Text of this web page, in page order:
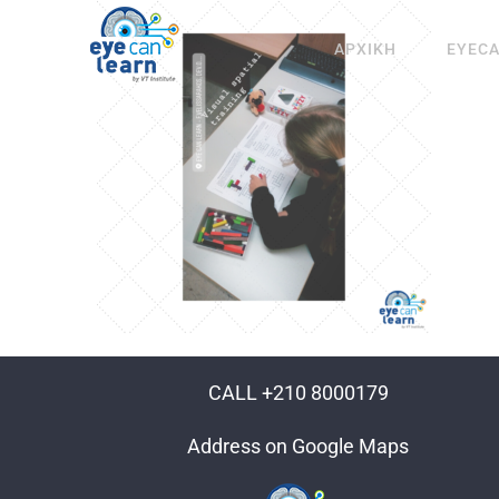
περιεχόμενο
ΑΡΧΙΚΗ
CALL +210 8000179
Address on Google Maps